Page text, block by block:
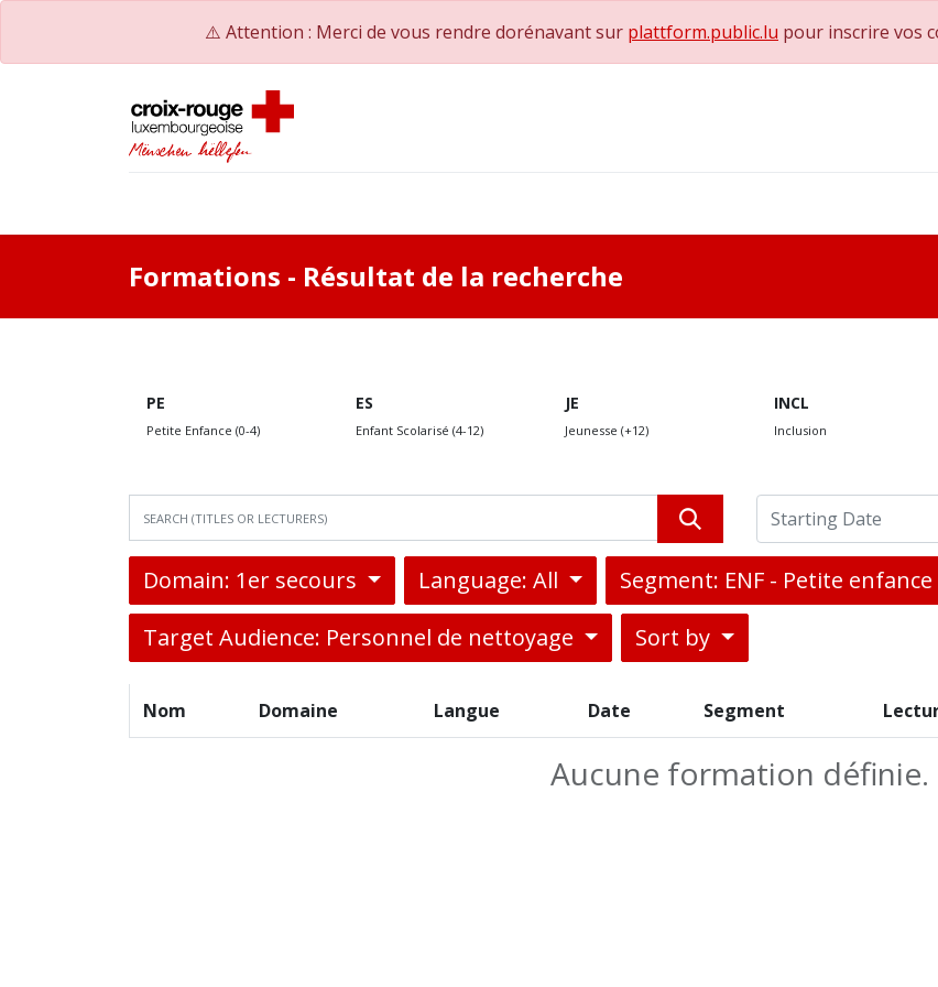
⚠️ Attention : Merci de vous rendre dorénavant sur plattform.public.lu pour inscrire vos
Formations - Résultat de la recherche
PE
Petite Enfance (0-4)
ES
Enfant Scolarisé (4-12)
JE
Jeunesse (+12)
INCL
Inclusion
Domain: 1er secours Language: All
Segment: ENF - Petite enfance
Target Audience: Personnel de nettoyage
Sort by
Nom Domaine Langue Date Segment
Aucune formation définie.